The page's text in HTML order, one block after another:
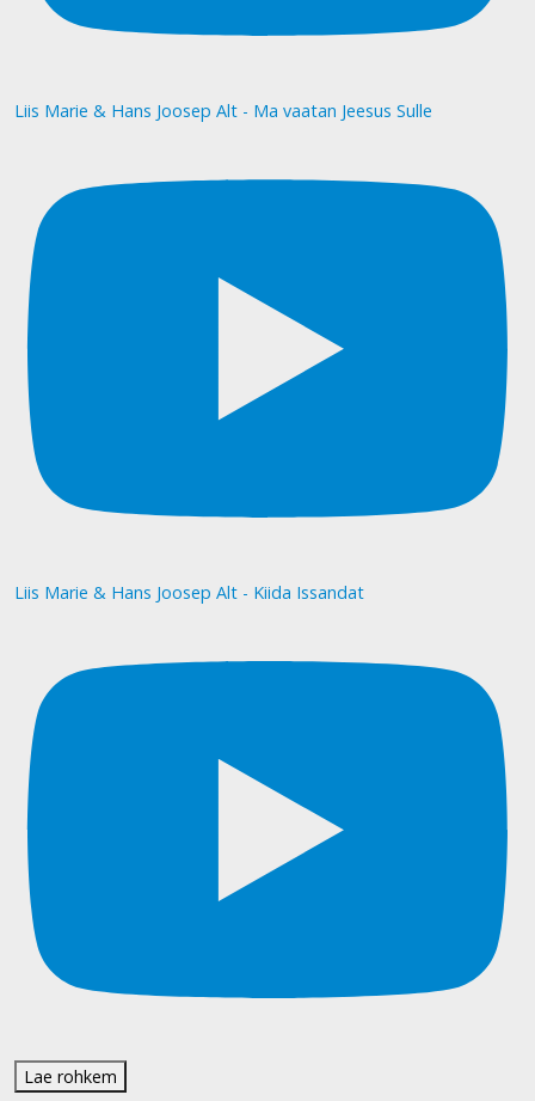
Liis Marie & Hans Joosep Alt - Ma vaatan Jeesus Sulle
Liis Marie & Hans Joosep Alt - Kiida Issandat
Lae rohkem